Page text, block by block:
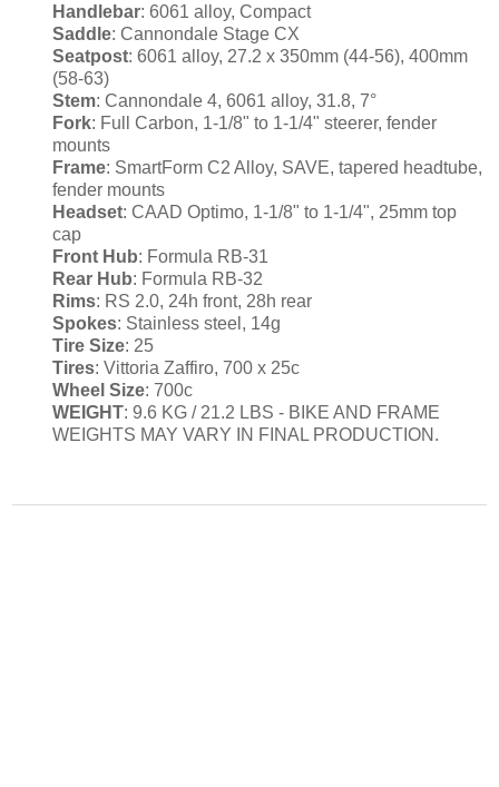
Handlebar:6061 alloy, Compact
Saddle:Cannondale Stage CX
Seatpost:6061 alloy, 27.2 x 350mm (44-56), 400mm
(58-63)
Stem:Cannondale 4, 6061 alloy, 31.8, 7°
Fork: Full Carbon, 1-1/8" to 1-1/4" steerer, fender
mounts
Frame: SmartForm C2 Alloy, SAVE, tapered headtube,
fender mounts
Headset:CAAD Optimo, 1-1/8" to 1-1/4", 25mm top
cap
Front Hub: Formula RB-31
Rear Hub: Formula RB-32
Rims: RS 2.0, 24h front, 28h rear
Spokes: Stainless steel, 14g
Tire Size: 25
Tires:Vittoria Zaffiro, 700 x 25c
Wheel Size:700c
WEIGHT: 9.6 KG / 21.2 LBS - BIKE AND FRAME
WEIGHTS MAY VARY IN FINAL PRODUCTION.